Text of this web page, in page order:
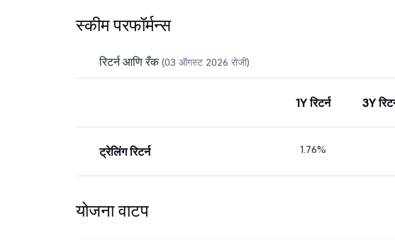
स्कीम परफॉर्मन्स
रिटर्न आणि रँक(03 ऑगस्ट 2026 रोजी)
1Y रिटर्न 3Y
ट्रेलिंग रिटर्न 1.76%
योजना वाटप